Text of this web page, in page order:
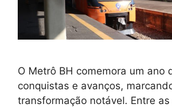
O Metrô BH comemora um ano
conquistas e avanços,
transformação notável. Entre as